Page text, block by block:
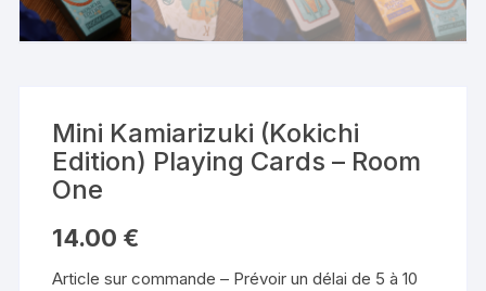
Mini Kamiarizuki (Kokichi
Edition) Playing Cards – Room
One
14.00 €
Article sur commande – Prévoir un délai de 5 à 10